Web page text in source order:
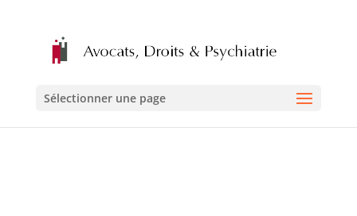
Sélectionner une page